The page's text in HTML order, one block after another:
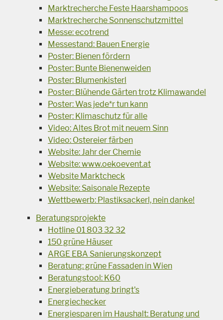
Marktrecherche Feste Haarshampoos
Marktrecherche Sonnenschutzmittel
Messe: ecotrend
Messestand: Bauen Energie
Poster: Bienen fördern
Poster: Bunte Bienenweiden
Poster: Blumenkisterl
Poster: Blühende Gärten trotz Klimawandel
Poster: Was jede*r tun kann
Poster: Klimaschutz für alle
Video: Altes Brot mit neuem Sinn
Video: Ostereier färben
Website: Jahr der Chemie
Website: www.oekoevent.at
Website Marktcheck
Website: Saisonale Rezepte
Wettbewerb: Plastiksackerl, nein danke!
Beratungsprojekte
Hotline 01 803 32 32
150 grüne Häuser
ARGE EBA Sanierungskonzept
Beratung: grüne Fassaden in Wien
Beratungstool: K60
Energieberatung bringt's
Energiechecker
Energiesparen im Haushalt: Beratung und